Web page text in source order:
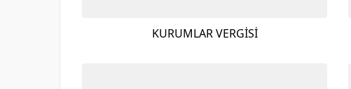
KURUMLAR VERGİSİ